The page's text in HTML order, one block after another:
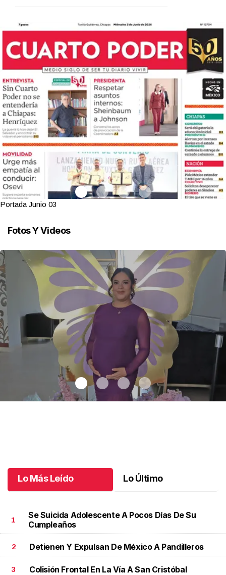
Portada Junio 03
Fotos Y Videos
Lo Más Leído Lo Último
1
Se Suicida Adolescente A Pocos Días De Su
Cumpleaños
2 Detienen Y Expulsan De México A Pandilleros
3 Colisión Frontal En La Vía A San Cristóbal